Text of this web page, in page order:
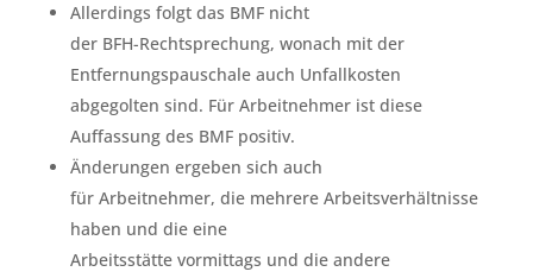
Allerdings folgt das BMF nicht
der BFH-Rechtsprechung, wonach mit der
Entfernungspauschale auch Unfallkosten
abgegolten sind. Für Arbeitnehmer ist diese
Auffassung des BMF positiv.
Änderungen ergeben sich auch
für Arbeitnehmer, die mehrere Arbeitsverhältnisse
haben und die eine
Arbeitsstätte vormittags und die andere